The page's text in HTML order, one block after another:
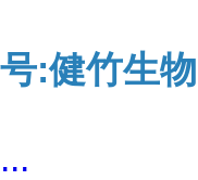
号:健竹生
...